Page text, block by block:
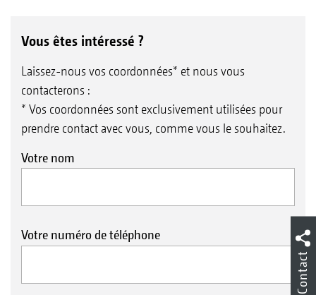
Vous êtes intéressé ?
Laissez-nous vos coordonnées* et nous vous
contacterons :
* Vos coordonnées sont exclusivement utilisées pour
prendre contact avec vous, comme vous le souhaitez.
Votre nom
Votre numéro de téléphone
Contact